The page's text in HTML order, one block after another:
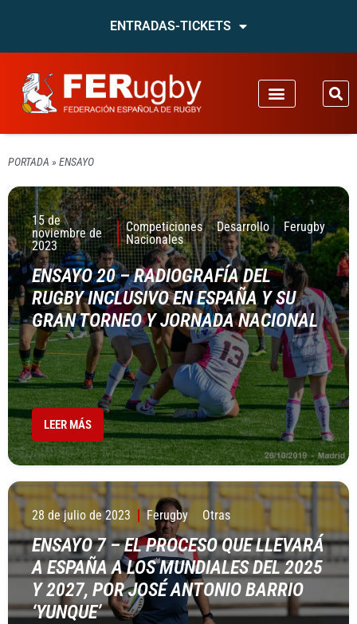
ENTRADAS-TICKETS
PORTADA » ENSAYO
15 de
noviembre de
2023
Competiciones
Nacionales
Desarrollo Ferugby
ENSAYO 20 – RADIOGRAFÍA DEL
RUGBY INCLUSIVO EN ESPAÑA Y SU
GRAN TORNEO Y JORNADA NACIONAL
LEER MÁS
28 de julio de 2023 Ferugby Otras
ENSAYO 7 – EL PROCESO QUE LLEVARÁ
A ESPAÑA A LOS MUNDIALES DEL 2025
Y 2027, POR JOSÉ ANTONIO BARRIO
‘YUNQUE’